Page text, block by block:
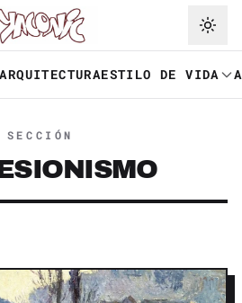
principal
ESTILO DE VIDA
SECCIÓN